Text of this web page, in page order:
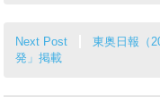
Next Post
東奥日報（
発」掲載